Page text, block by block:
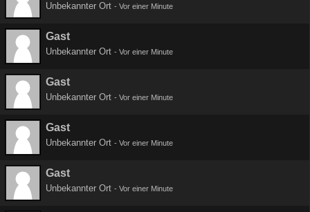
Unbekannter Ort - Vor einer Minute
Gast
Unbekannter Ort - Vor einer Minute
Gast
Unbekannter Ort - Vor einer Minute
Gast
Unbekannter Ort - Vor einer Minute
Gast
Unbekannter Ort - Vor einer Minute